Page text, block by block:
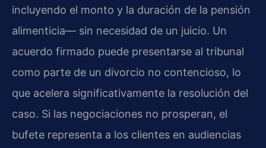
incluyendo el monto y la duración de la pensión
alimenticia— sin necesidad de un juicio. Un
acuerdo firmado puede presentarse al tribunal
como parte de un divorcio no contencioso, lo
que acelera significativamente la resolución del
caso. Si las negociaciones no prosperan, el
bufete representa a los clientes en audiencias